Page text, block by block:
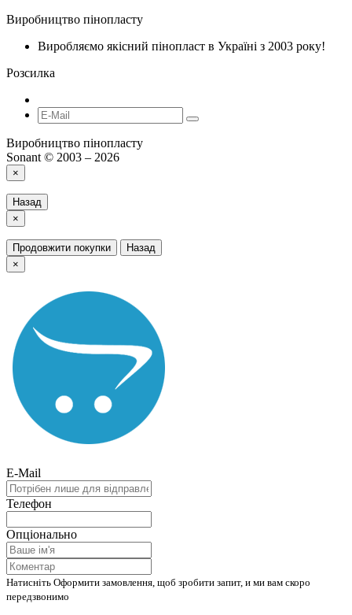
Виробництво пінопласту
Виробляємо якісний пінопласт в Україні з 2003 року!
Розсилка
Виробництво пінопласту
Sonant © 2003 – 2026
×
Назад
×
Продовжити покупки
Назад
×
E-Mail
Телефон
Опціонально
Натисніть Оформити замовлення, щоб зробити запит, и ми вам скоро
передзвонимо